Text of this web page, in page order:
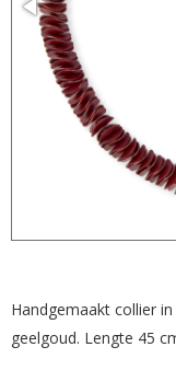
Handgemaakt collier
geelgoud. Lengte 45